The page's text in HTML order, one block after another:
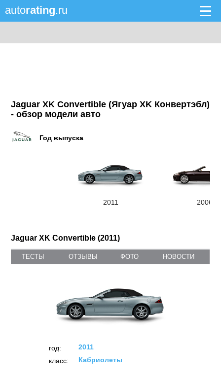
autorating.ru
Jaguar XK Convertible (Ягуар XK Конвертэбл)
- обзор модели авто
Год выпуска
2011 2006
Jaguar XK Convertible (2011)
ТЕСТЫ ОТЗЫВЫ ФОТО НОВОСТИ
год:
2011
класс:
Кабриолеты